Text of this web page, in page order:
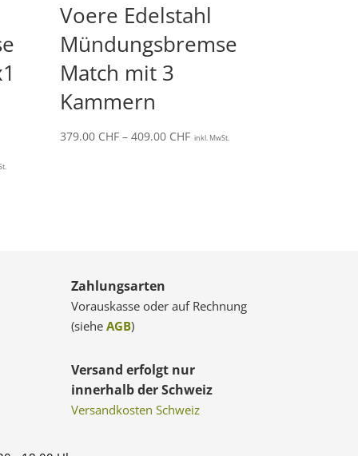
Voere Edelstahl
Mündungsbremse
Match mit 3
Kammern
379.00 CHF –409.00 CHFPreisspanne:
inkl. MwSt.
Zahlungsarten
Vorauskasse oder auf Rechnung
(sieheAGB)
Versand erfolgt nur
innerhalb der Schweiz
Versandkosten Schweiz